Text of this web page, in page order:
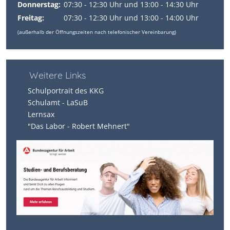
Donnerstag: 07:30 - 12:30 Uhr und 13:00 - 14:30 Uhr
Freitag:
07:30 - 12:30 Uhr und 13:00 - 14:00 Uhr
(außerhalb der Öffnungszeiten nach telefonischer Vereinbarung)
Weitere Links
Schulportrait des KKG
Schulamt - LaSuB
Lernsax
"Das Labor - Robert Mehnert"